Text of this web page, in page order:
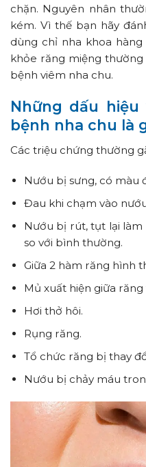
chặn. Nguyên nhân
kém. Vì thế bạn hãy
dùng chỉ nha khoa
khỏe răng miệng
bệnh viêm nha chu.
Những dấu
bệnh nha chu là
Các triệu chứng thường
Nướu bị sưng, có màu
Đau khi chạm vào
Nướu bị rút, tụt lại
so với bình thường.
Giữa 2 hàm răng hình
Mủ xuất hiện giữa
Hơi thở hôi.
Rụng răng.
Tổ chức răng bị thay
Nướu bị chảy máu